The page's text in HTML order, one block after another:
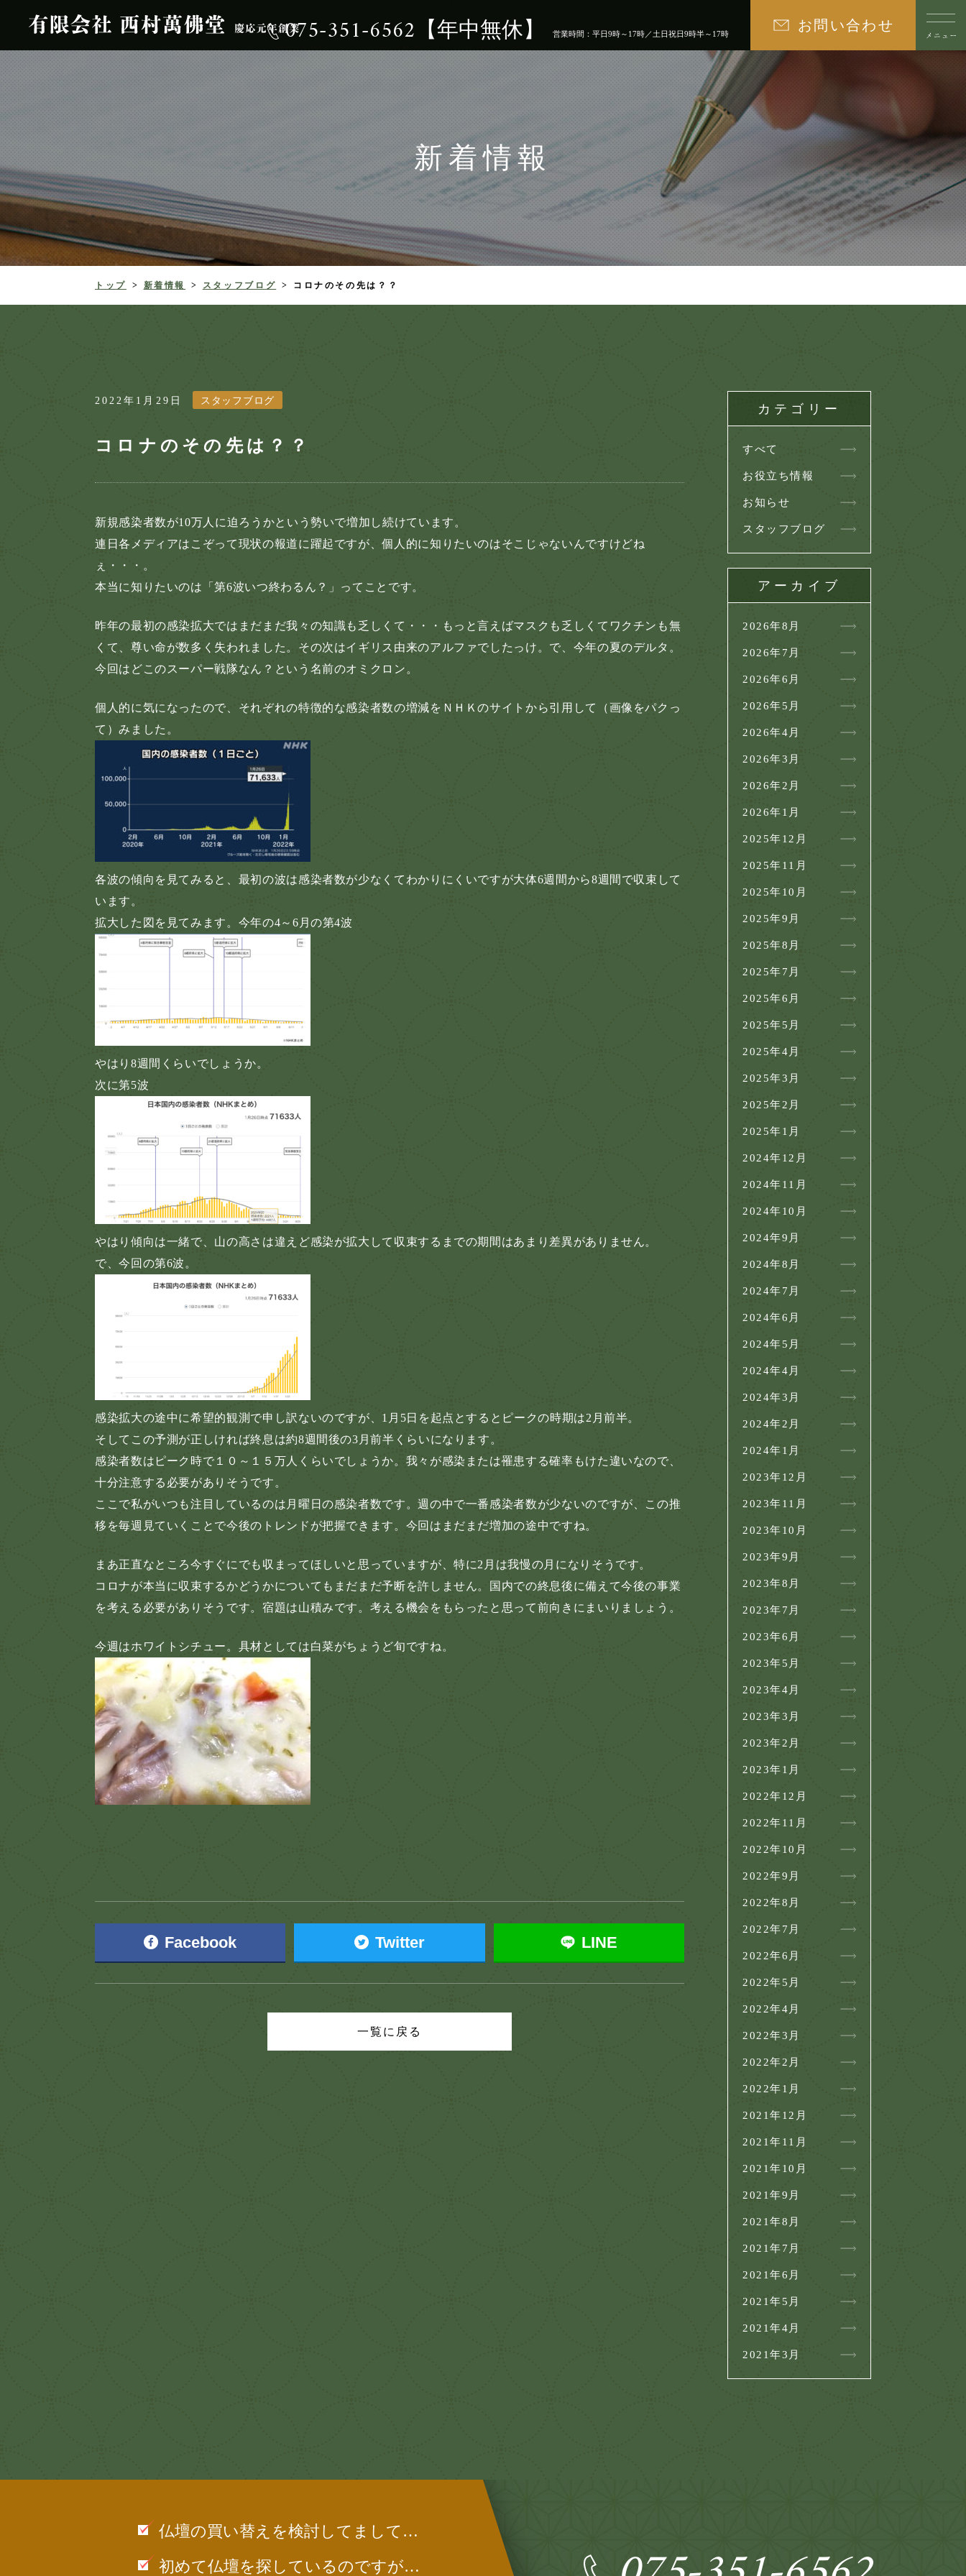
075-351-6562【年中無休】 営業時間：平日9時～17時／土日祝日9時半～17時
お問い合わせ
新着情報
トップ 新着情報 スタッフブログ コロナのその先は？？
2022年1月29日 スタッフブログ
コロナのその先は？？
新規感染者数が10万人に迫ろうかという勢いで増加し続けています。
連日各メディアはこぞって現状の報道に躍起ですが、個人的に知りたいのはそこじゃないんですけどね
ぇ・・・。
本当に知りたいのは「第6波いつ終わるん？」ってことです。
昨年の最初の感染拡大ではまだまだ我々の知識も乏しくて・・・もっと言えばマスクも乏しくてワクチンも無
くて、尊い命が数多く失われました。その次はイギリス由来のアルファでしたっけ。で、今年の夏のデルタ。
今回はどこのスーパー戦隊なん？という名前のオミクロン。
個人的に気になったので、それぞれの特徴的な感染者数の増減をＮＨＫのサイトから引用して（画像をパクっ
て）みました。
各波の傾向を見てみると、最初の波は感染者数が少なくてわかりにくいですが大体6週間から8週間で収束して
います。
拡大した図を見てみます。今年の4～6月の第4波
やはり8週間くらいでしょうか。
次に第5波
やはり傾向は一緒で、山の高さは違えど感染が拡大して収束するまでの期間はあまり差異がありません。
で、今回の第6波。
感染拡大の途中に希望的観測で申し訳ないのですが、1月5日を起点とするとピークの時期は2月前半。
そしてこの予測が正しければ終息は約8週間後の3月前半くらいになります。
感染者数はピーク時で１０～１５万人くらいでしょうか。我々が感染または罹患する確率もけた違いなので、
十分注意する必要がありそうです。
ここで私がいつも注目しているのは月曜日の感染者数です。週の中で一番感染者数が少ないのですが、この推
移を毎週見ていくことで今後のトレンドが把握できます。今回はまだまだ増加の途中ですね。
まあ正直なところ今すぐにでも収まってほしいと思っていますが、特に2月は我慢の月になりそうです。
コロナが本当に収束するかどうかについてもまだまだ予断を許しません。国内での終息後に備えて今後の事業
を考える必要がありそうです。宿題は山積みです。考える機会をもらったと思って前向きにまいりましょう。
今週はホワイトシチュー。具材としては白菜がちょうど旬ですね。
Facebook Twitter LINE
一覧に戻る
カテゴリー
すべて
お役立ち情報
お知らせ
スタッフブログ
アーカイブ
2026年8月
2026年7月
2026年6月
2026年5月
2026年4月
2026年3月
2026年2月
2026年1月
2025年12月
2025年11月
2025年10月
2025年9月
2025年8月
2025年7月
2025年6月
2025年5月
2025年4月
2025年3月
2025年2月
2025年1月
2024年12月
2024年11月
2024年10月
2024年9月
2024年8月
2024年7月
2024年6月
2024年5月
2024年4月
2024年3月
2024年2月
2024年1月
2023年12月
2023年11月
2023年10月
2023年9月
2023年8月
2023年7月
2023年6月
2023年5月
2023年4月
2023年3月
2023年2月
2023年1月
2022年12月
2022年11月
2022年10月
2022年9月
2022年8月
2022年7月
2022年6月
2022年5月
2022年4月
2022年3月
2022年2月
2022年1月
2021年12月
2021年11月
2021年10月
2021年9月
2021年8月
2021年7月
2021年6月
2021年5月
2021年4月
2021年3月
仏壇の買い替えを検討してまして…
初めて仏壇を探しているのですが…